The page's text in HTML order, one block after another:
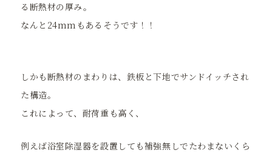
る断熱材の厚み。
なんと24mmもあるそうです！！
しかも断熱材のまわりは、鉄板と下地でサンドイッチされ
た構造。
これによって、耐荷重も高く、
例えば浴室除湿器を設置しても補強無しでたわまないくら